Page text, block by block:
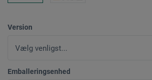
Version
Emballeringsenhed